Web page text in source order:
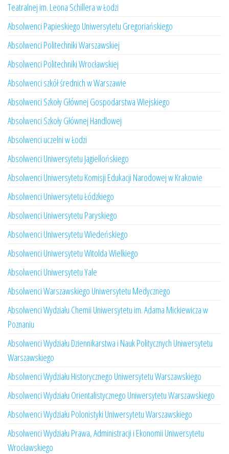
Teatralnej im. Leona Schillera w Łodzi
Absolwenci Papieskiego Uniwersytetu Gregoriańskiego
Absolwenci Politechniki Warszawskiej
Absolwenci Politechniki Wrocławskiej
Absolwenci szkół średnich w Warszawie
Absolwenci Szkoły Głównej Gospodarstwa Wiejskiego
Absolwenci Szkoły Głównej Handlowej
Absolwenci uczelni w Łodzi
Absolwenci Uniwersytetu Jagiellońskiego
Absolwenci Uniwersytetu Komisji Edukacji Narodowej w Krakowie
Absolwenci Uniwersytetu Łódzkiego
Absolwenci Uniwersytetu Paryskiego
Absolwenci Uniwersytetu Wiedeńskiego
Absolwenci Uniwersytetu Witolda Wielkiego
Absolwenci Uniwersytetu Yale
Absolwenci Warszawskiego Uniwersytetu Medycznego
Absolwenci Wydziału Chemii Uniwersytetu im. Adama Mickiewicza w
Poznaniu
Absolwenci Wydziału Dziennikarstwa i Nauk Politycznych Uniwersytetu
Warszawskiego
Absolwenci Wydziału Historycznego Uniwersytetu Warszawskiego
Absolwenci Wydziału Orientalistycznego Uniwersytetu Warszawskiego
Absolwenci Wydziału Polonistyki Uniwersytetu Warszawskiego
Absolwenci Wydziału Prawa, Administracji i Ekonomii Uniwersytetu
Wrocławskiego